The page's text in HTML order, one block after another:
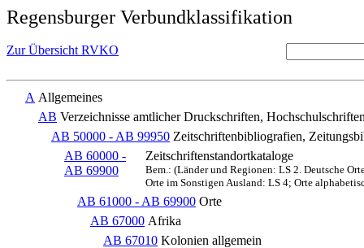
Regensburger Verbundklassifikation
Zur Übersicht RVKO
A Allgemeines
AB Verzeichnisse amtlicher Druckschriften,
AB 50000 - AB 99950 Zeitschriftenbibliografien,
AB 60000 -
AB 69900
Zeitschriftenstandortkataloge
Bem.: (Länder und Regionen: LS 2. Deutsche
Orte im Sonstigen Ausland: LS 4; Orte
AB 61000 - AB 69900 Orte
AB 67000 Afrika
AB 67010 Kolonien allgemein